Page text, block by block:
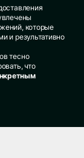
которые
и результативно
тесно
что